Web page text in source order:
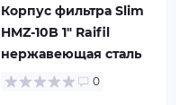
Корпус фильтра Slim
HMZ-10B 1" Raifil
нержавеющая сталь
0